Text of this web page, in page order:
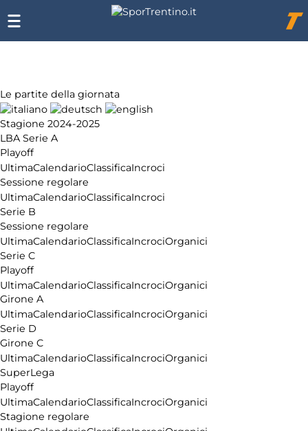
Le partite della giornata
Stagione 2024-2025
LBA Serie A
Playoff
UltimaCalendarioClassificaIncroci
Sessione regolare
UltimaCalendarioClassificaIncroci
Serie B
Sessione regolare
UltimaCalendarioClassificaIncrociOrganici
Serie C
Playoff
UltimaCalendarioClassificaIncrociOrganici
Girone A
UltimaCalendarioClassificaIncrociOrganici
Serie D
Girone C
UltimaCalendarioClassificaIncrociOrganici
SuperLega
Playoff
UltimaCalendarioClassificaIncrociOrganici
Stagione regolare
Chi
siamo
Affiliazione